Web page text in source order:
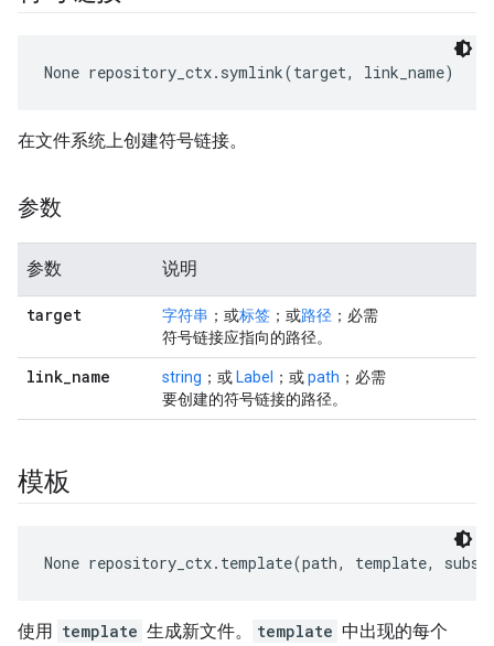
None repository_ctx.symlink(target, link_name)
在文件系统上创建符号链接。
参数
参数 说明
target 字符串 ；或标签 ；或路径 ；必需
符号链接应指向的路径。
link_name string ；或 Label ；或path ；必需
要创建的符号链接的路径。
模板
None repository_ctx.template(path, template,
使用 template 生成新文件。 template 中出现的每个